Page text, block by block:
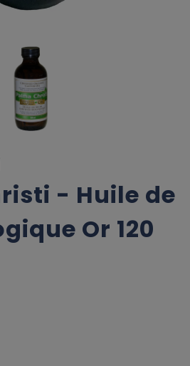
- Huile de
Or 120